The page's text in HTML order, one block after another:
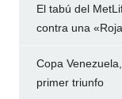
El tabú del
contra una
Copa
primer triunfo